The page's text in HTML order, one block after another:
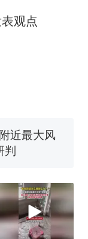
观点
中国烹饪
话劝弃考
查组全面
近最大风
家”改写了